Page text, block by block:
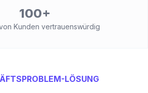
100+
Kunden vertrauenswürdig
LÖSUNG